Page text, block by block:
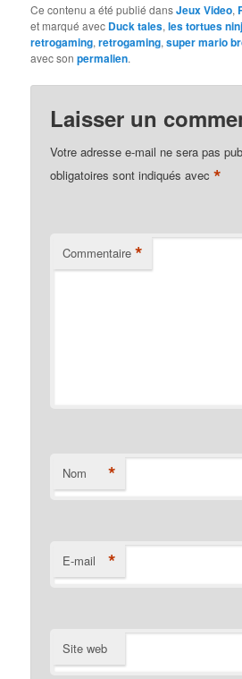
Ce contenu a été publié dansJeux Video,
et marqué avec Duck tales,les tortues
retrogaming,retrogaming,super mario
avec sonpermalien.
Laisser un
Votre adresse e-mail ne sera pas
obligatoires sont indiqués avec*
Commentaire *
Nom *
E-mail *
Site web